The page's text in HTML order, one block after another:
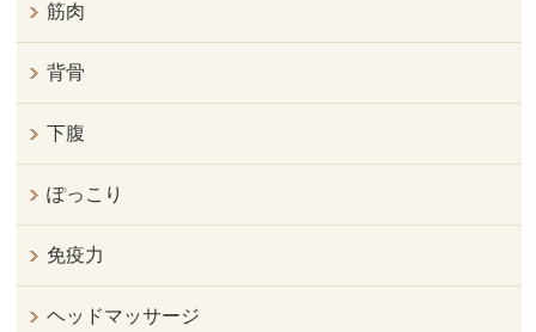
筋肉
背骨
下腹
ぽっこり
免疫力
ヘッドマッサージ